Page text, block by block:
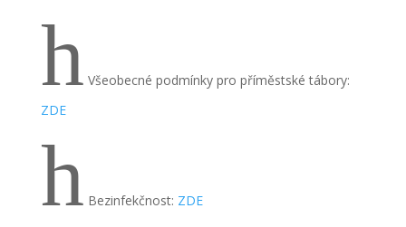
h Všeobecné podmínky pro příměstské tábory:
ZDE
h Bezinfekčnost: ZDE